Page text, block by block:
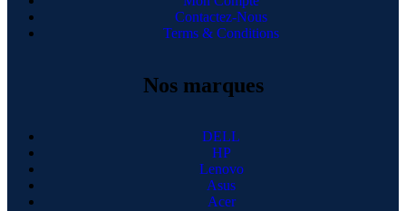
Contactez-Nous
Terms & Conditions
Nos marques
DELL
HP
Lenovo
Asus
Acer